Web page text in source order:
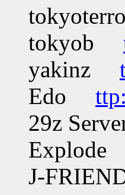
tokyob
yakinz
Edo
29z
J-